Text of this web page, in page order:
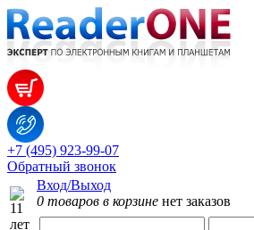
+7 (495) 923-99-07
Обратный звонок
Вход/Выход
0 товаров в корзине нет заказов